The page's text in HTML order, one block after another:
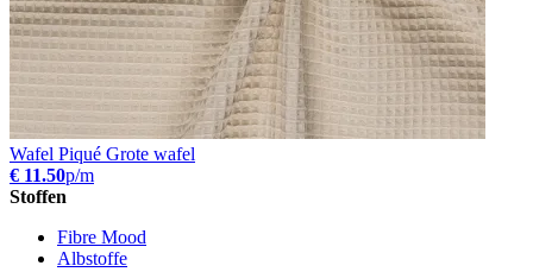
Wafel Piqué Grote wafel
€ 11.50p/m
Stoffen
Fibre Mood
Albstoffe